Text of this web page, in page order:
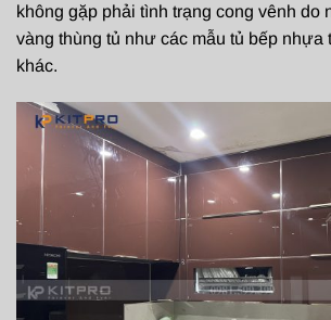
không gặp phải tình trạng cong vênh do
vàng thùng tủ như các mẫu tủ bếp nhựa
khác.